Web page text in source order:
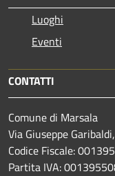
Luoghi
Eventi
CONTATTI
Comune di Marsala
Via Giuseppe
Codice Fiscale:
Partita IVA: